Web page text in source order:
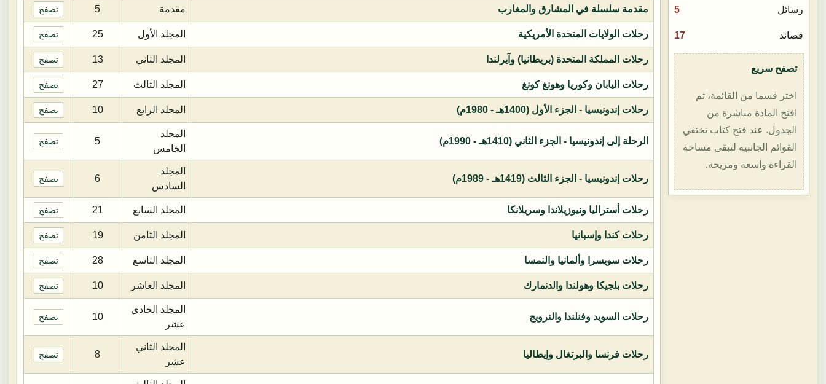
رسائل 5
قصائد 17
تصفح سريع
اختر قسما من القائمة، ثم
افتح المادة مباشرة من
الجدول. عند فتح كتاب تختفي
القوائم الجانبية لتبقى مساحة
القراءة واسعة ومريحة.
مقدمة سلسلة في المشارق والمغارب مقدمة 5 تصفح
رحلات الولايات المتحدة الأمريكية المجلد الأول 25 تصفح
رحلات المملكة المتحدة (بريطانيا) وآيرلندا المجلد الثاني 13 تصفح
رحلات اليابان وكوريا وهونغ كونغ المجلد الثالث 27 تصفح
رحلات إندونيسيا - الجزء الأول (1400هـ - 1980م) المجلد الرابع 10 تصفح
الرحلة إلى إندونيسيا - الجزء الثاني (1410هـ - 1990م)
المجلد
الخامس
5 تصفح
رحلات إندونيسيا - الجزء الثالث (1419هـ - 1989م)
المجلد
السادس
6 تصفح
رحلات أستراليا ونيوزيلاندا وسريلانكا المجلد السابع 21 تصفح
رحلات كندا وإسبانيا المجلد الثامن 19 تصفح
رحلات سويسرا وألمانيا والنمسا المجلد التاسع 28 تصفح
رحلات بلجيكا وهولندا والدنمارك المجلد العاشر 10 تصفح
رحلات السويد وفنلندا والنرويج
المجلد الحادي
عشر
10 تصفح
رحلات فرنسا والبرتغال وإيطاليا
المجلد الثاني
عشر
8 تصفح